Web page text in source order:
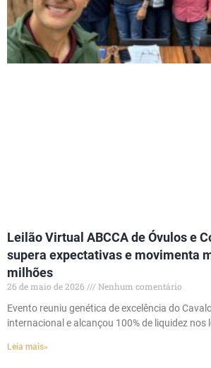
Leilão Virtual ABCCA de Óvulos e
supera expectativas e movimenta
milhões
26 de maio de 2026
Nenhum comentário
Evento reuniu genética de excelência do
internacional e alcançou 100% de liquidez
Leia mais»